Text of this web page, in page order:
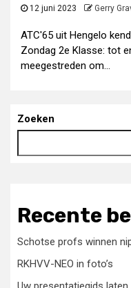
12 juni 2023 Gerry
ATC'65 uit Hengelo
Zondag 2e Klasse: tot
meegestreden om...
Zoeken
Recente
Schotse profs winnen
RKHVV-NEO in foto’s